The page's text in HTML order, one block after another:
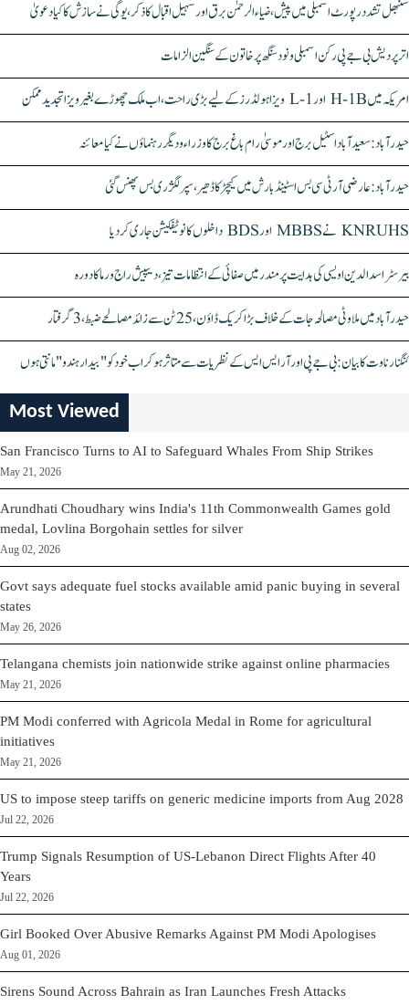
سنبھل تشدد رپورٹ اسمبلی میں پیش، ضیاء الرحمٰن برق اور سہیل اقبال کا ذکر، یوگی نے سازش کا کیا دعویٰ
اتر پردیش بی جے پی رکن اسمبلی ونود سنگھ پر خاتون کے سنگین الزامات
امریکہ میں H-1B اور L-1 ویزا ہولڈرز کے لیے بڑی راحت، اب ملک چھوڑے بغیر ویزا تجدید ممکن
حیدرآباد: سعیدآباد اسٹیل برج اور موسیٰ رام باغ برج کا وزراء و دیگر رہنماؤں نے کیا معائنہ
حیدرآباد: عارضی آر ٹی سی بس اسٹینڈ بارش میں کیچڑ کا ڈھیر، سپر لگژری بس پھنس گئی
KNRUHS نے MBBS اور BDS داخلوں کا نوٹیفکیشن جاری کر دیا
بیرسٹر اسدالدین اویسی کی ہدایت پر مندر میں صفائی کے انتظامات تیز، دیپیش راج ورما کا دورہ
حیدرآباد میں ملاوٹی مصالحہ جات کے خلاف بڑا کریک ڈاؤن، 25 ٹن سے زائد مصالحے ضبط، 3 گرفتار
کنگنا رناوت کا بیان: بی جے پی اور آر ایس ایس کے نظریات سے متاثر ہو کر اب خود کو "بیدار ہندو" مانتی ہوں
Most Viewed
San Francisco Turns to AI to Safeguard Whales From Ship Strikes
May 21, 2026
Arundhati Choudhary wins India's 11th Commonwealth Games gold
medal, Lovlina Borgohain settles for silver
Aug 02, 2026
Govt says adequate fuel stocks available amid panic buying in several
states
May 26, 2026
Telangana chemists join nationwide strike against online pharmacies
May 21, 2026
PM Modi conferred with Agricola Medal in Rome for agricultural
initiatives
May 21, 2026
US to impose steep tariffs on generic medicine imports from Aug 2028
Jul 22, 2026
Trump Signals Resumption of US-Lebanon Direct Flights After 40
Years
Jul 22, 2026
Girl Booked Over Abusive Remarks Against PM Modi Apologises
Aug 01, 2026
Sirens Sound Across Bahrain as Iran Launches Fresh Attacks